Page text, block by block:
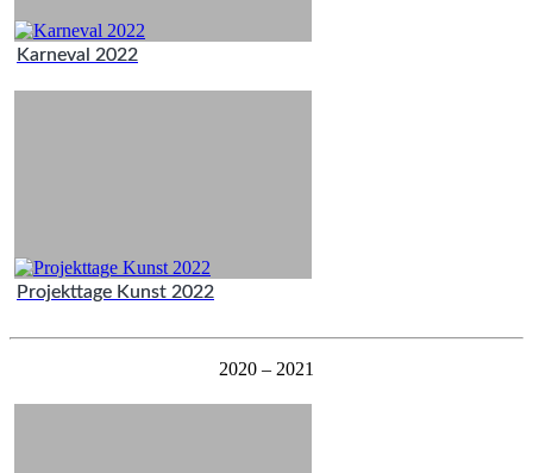
Karneval 2022
Projekttage Kunst 2022
2020 – 2021